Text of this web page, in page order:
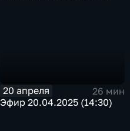
20 апреля
26 мин
Эфир 20.04.2025 (14:30)